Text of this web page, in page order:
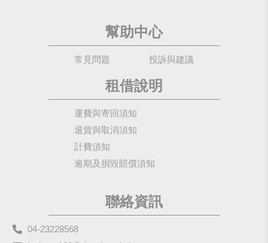
幫助中心
常見問題 投訴與建議
租借說明
運費與寄回須知
退貨與取消須知
計費須知
逾期及損毀賠償須知
聯絡資訊
04-23228568